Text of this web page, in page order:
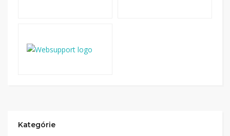
Kategórie